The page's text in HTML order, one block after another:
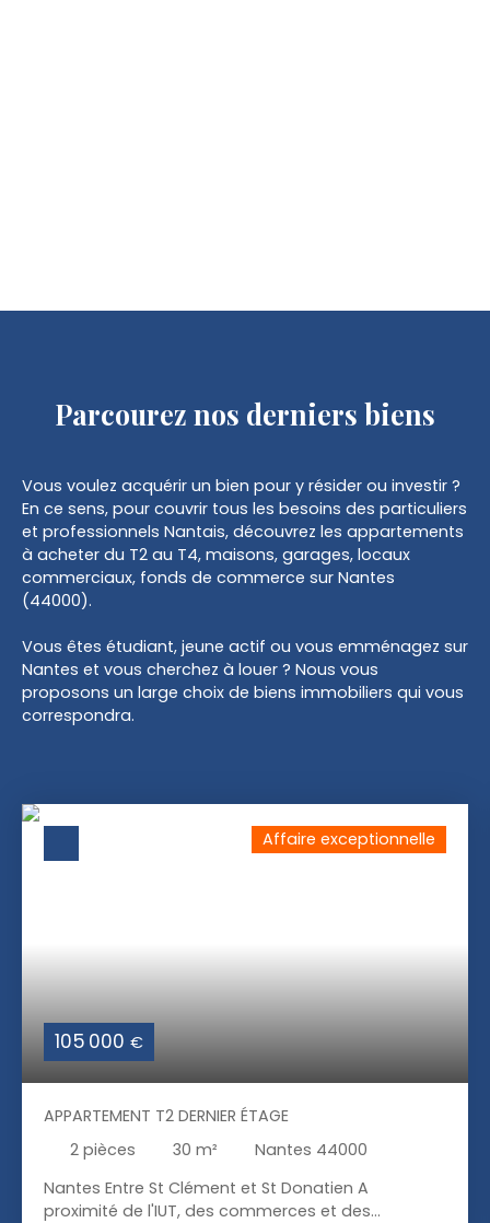
Parcourez nos derniers biens
Vous voulez acquérir un bien pour y résider ou investir ?
En ce sens, pour couvrir tous les besoins des particuliers
et professionnels Nantais, découvrez les appartements
à acheter du T2 au T4, maisons, garages, locaux
commerciaux, fonds de commerce sur Nantes
(44000).
Vous êtes étudiant, jeune actif ou vous emménagez sur
Nantes et vous cherchez à louer ? Nous vous
proposons un large choix de biens immobiliers qui vous
correspondra.
105 000 €
Affaire exceptionnelle
APPARTEMENT T2 DERNIER ÉTAGE
2 pièces 30 m²
Nantes 44000
Nantes Entre St Clément et St Donatien A
proximité de l'IUT, des commerces et des